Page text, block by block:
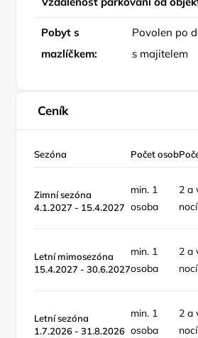
Pobyt s
mazlíčkem:
Povolen po
s majitelem
Ceník
Sezóna Počet osob
Zimní sezóna
4.1.2027 - 15.4.2027
min. 1
osoba
2 a
nocí
Letní mimosezóna
15.4.2027 - 30.6.2027
min. 1
osoba
2 a
nocí
Letní sezóna
1.7.2026 - 31.8.2026
min. 1
osoba
2 a
nocí